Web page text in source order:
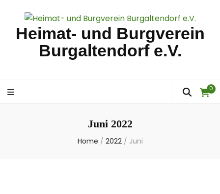
Heimat- und Burgverein
Burgaltendorf e.V.
0
Juni 2022
Home / 2022 / Juni